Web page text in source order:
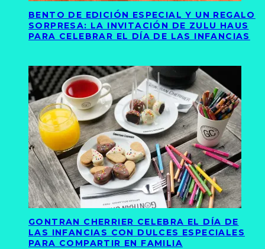
BENTO DE EDICIÓN ESPECIAL Y UN REGALO
SORPRESA: LA INVITACIÓN DE ZULU HAUS
PARA CELEBRAR EL DÍA DE LAS INFANCIAS
GONTRAN CHERRIER CELEBRA EL DÍA DE
LAS INFANCIAS CON DULCES ESPECIALES
PARA COMPARTIR EN FAMILIA